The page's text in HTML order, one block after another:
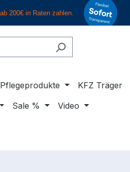
Pflegeprodukte KFZ Träger
Sale % Video